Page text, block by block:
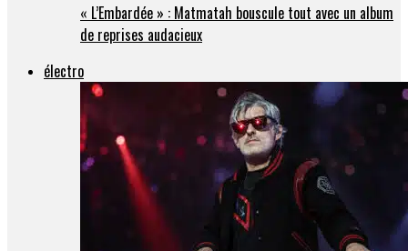
« L’Embardée » : Matmatah bouscule tout avec un album
de reprises audacieux
électro